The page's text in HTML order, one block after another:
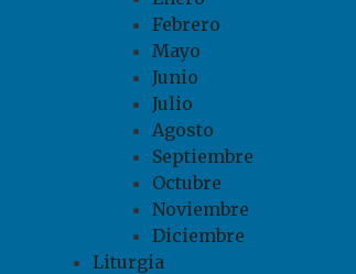
Febrero
Mayo
Junio
Julio
Agosto
Septiembre
Octubre
Noviembre
Diciembre
Liturgia